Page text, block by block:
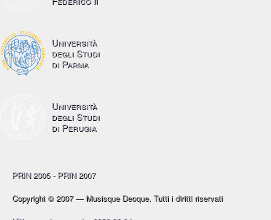
Università
degli Studi
di Parma
Università
degli Studi
di Perugia
PRIN 2005 - PRIN 2007
Copyright © 2007 — Musisque Deoque. Tutti i diritti riservati